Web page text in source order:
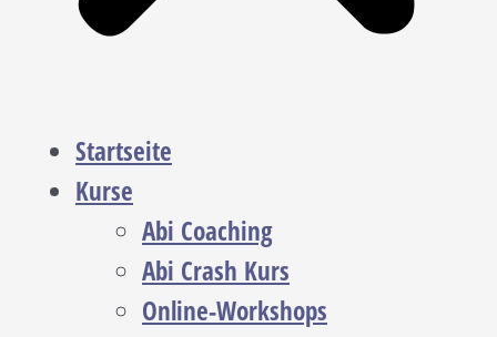
Startseite
Kurse
Abi Coaching
Abi Crash Kurs
Online-Workshops